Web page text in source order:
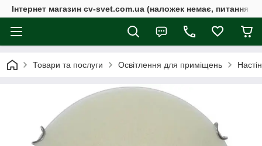
Інтернет магазин cv-svet.com.ua (наложек немає, питання у
Товари та послуги Освітлення для приміщень